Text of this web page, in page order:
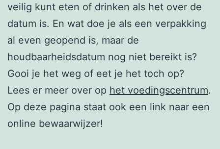
veilig kunt eten of drinken als het over de
datum is. En wat doe je als een verpakking
al even geopend is, maar de
houdbaarheidsdatum nog niet bereikt is?
Gooi je het weg of eet je het toch op?
Lees er meer over op het voedingscentrum.
Op deze pagina staat ook een link naar een
online bewaarwijzer!